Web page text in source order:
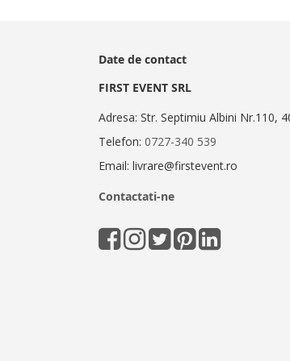
Date de contact
FIRST EVENT SRL
Adresa: Str. Septimiu Albini Nr.110,
Telefon:0727-340 539
Email: livrare@firstevent.ro
Contactati-ne